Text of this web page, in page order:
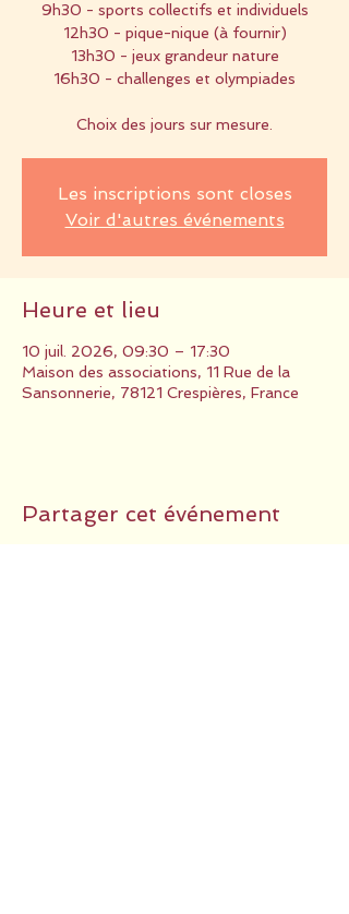
9h30 - sports collectifs et individuels
12h30 - pique-nique (à fournir)
13h30 - jeux grandeur nature
16h30 - challenges et olympiades
Choix des jours sur mesure.
Les inscriptions sont closes
Voir d'autres événements
Heure et lieu
10 juil. 2026, 09:30 – 17:30
Maison des associations, 11 Rue de la
Sansonnerie, 78121 Crespières, France
Partager cet événement